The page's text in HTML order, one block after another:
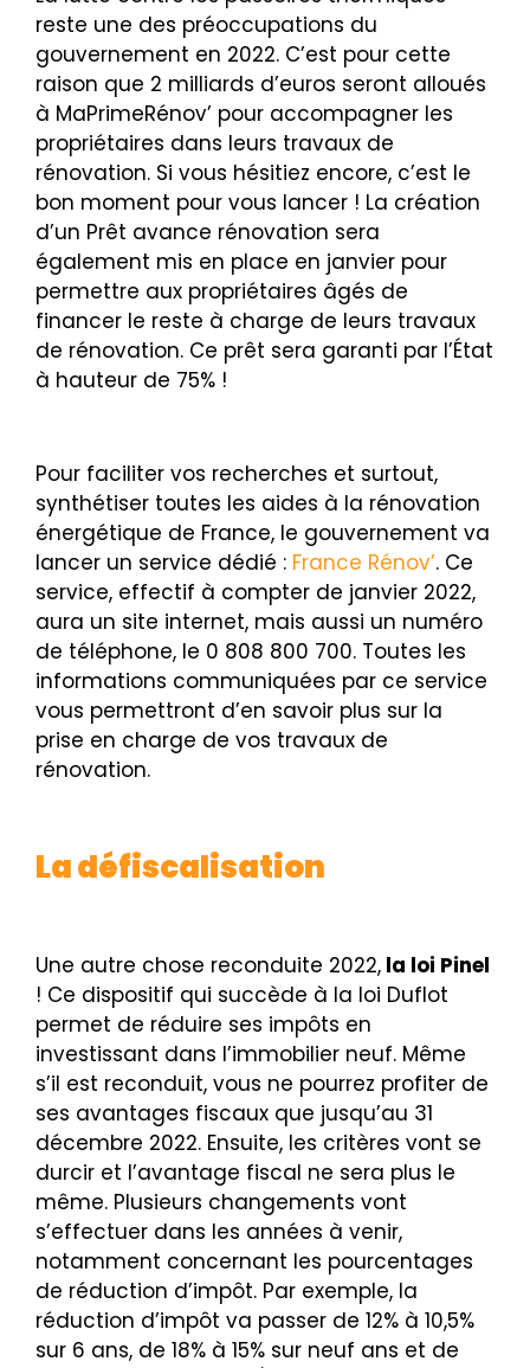
reste une des préoccupations du
gouvernement en 2022. C’est pour cette
raison que 2 milliards d’euros seront alloués
à MaPrimeRénov’ pour accompagner les
propriétaires dans leurs travaux de
rénovation. Si vous hésitiez encore, c’est le
bon moment pour vous lancer ! La création
d’un Prêt avance rénovation sera
également mis en place en janvier pour
permettre aux propriétaires âgés de
financer le reste à charge de leurs travaux
de rénovation. Ce prêt sera garanti par l’État
à hauteur de 75% !
Pour faciliter vos recherches et surtout,
synthétiser toutes les aides à la rénovation
énergétique de France, le gouvernement va
lancer un service dédié : France Rénov’. Ce
service, effectif à compter de janvier 2022,
aura un site internet, mais aussi un numéro
de téléphone, le 0 808 800 700. Toutes les
informations communiquées par ce service
vous permettront d’en savoir plus sur la
prise en charge de vos travaux de
rénovation.
La défiscalisation
Une autre chose reconduite 2022, la loi Pinel
! Ce dispositif qui succède à la loi Duflot
permet de réduire ses impôts en
investissant dans l’immobilier neuf. Même
s’il est reconduit, vous ne pourrez profiter de
ses avantages fiscaux que jusqu’au 31
décembre 2022. Ensuite, les critères vont se
durcir et l’avantage fiscal ne sera plus le
même. Plusieurs changements vont
s’effectuer dans les années à venir,
notamment concernant les pourcentages
de réduction d’impôt. Par exemple, la
réduction d’impôt va passer de 12% à 10,5%
sur 6 ans, de 18% à 15% sur neuf ans et de